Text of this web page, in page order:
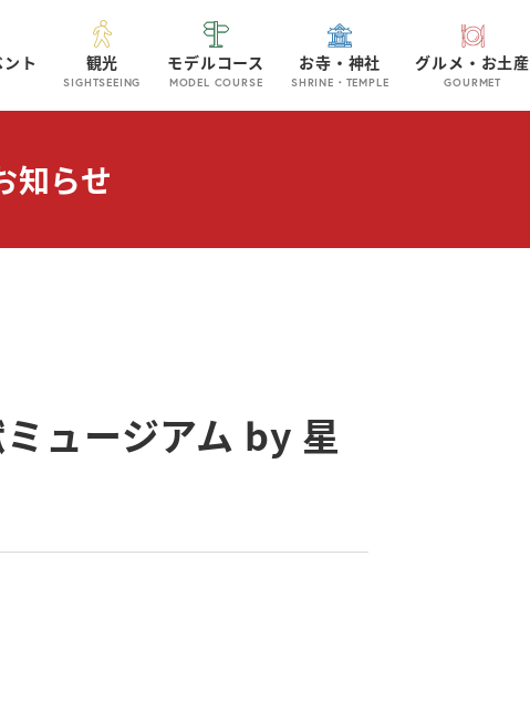
ト
観光
SIGHTSEEING
モデルコース
MODEL COURSE
お寺・神社
SHRINE・TEMPLE
グルメ・お土産
GOURMET
知らせ
ュージアム by 星